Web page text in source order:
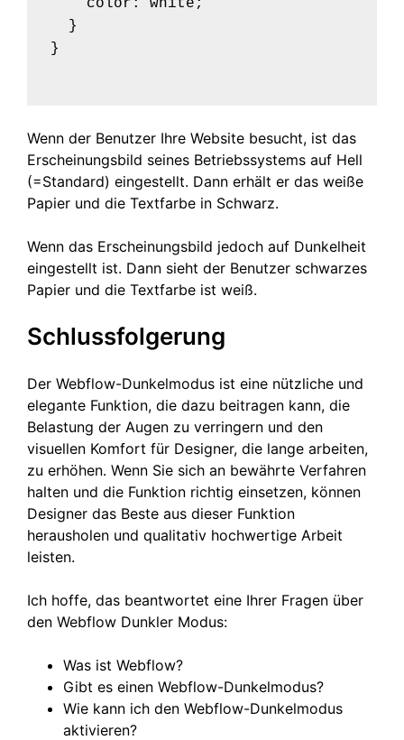
}
Wenn der Benutzer Ihre Website besucht, ist das
Erscheinungsbild seines Betriebssystems auf Hell
(=Standard) eingestellt. Dann erhält er das weiße
Papier und die Textfarbe in Schwarz.
Wenn das Erscheinungsbild jedoch auf Dunkelheit
eingestellt ist. Dann sieht der Benutzer schwarzes
Papier und die Textfarbe ist weiß.
Schlussfolgerung
Der Webflow-Dunkelmodus ist eine nützliche und
elegante Funktion, die dazu beitragen kann, die
Belastung der Augen zu verringern und den
visuellen Komfort für Designer, die lange arbeiten,
zu erhöhen. Wenn Sie sich an bewährte Verfahren
halten und die Funktion richtig einsetzen, können
Designer das Beste aus dieser Funktion
herausholen und qualitativ hochwertige Arbeit
leisten.
Ich hoffe, das beantwortet eine Ihrer Fragen über
den Webflow Dunkler Modus:
Was ist Webflow?
Gibt es einen Webflow-Dunkelmodus?
Wie kann ich den Webflow-Dunkelmodus
aktivieren?